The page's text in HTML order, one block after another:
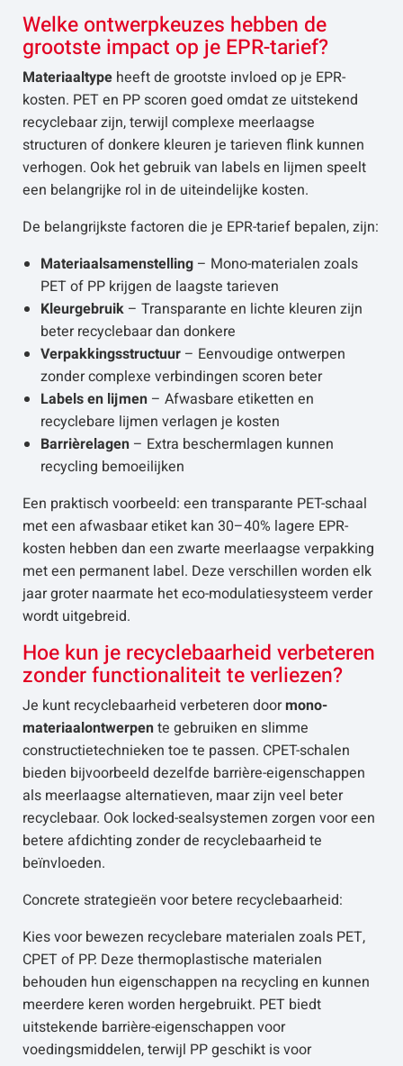
Welke ontwerpkeuzes hebben de
grootste impact op je EPR-tarief?
Materiaaltype heeft de grootste invloed op je EPR-
kosten. PET en PP scoren goed omdat ze uitstekend
recyclebaar zijn, terwijl complexe meerlaagse
structuren of donkere kleuren je tarieven flink kunnen
verhogen. Ook het gebruik van labels en lijmen speelt
een belangrijke rol in de uiteindelijke kosten.
De belangrijkste factoren die je EPR-tarief bepalen, zijn:
Materiaalsamenstelling – Mono-materialen zoals
PET of PP krijgen de laagste tarieven
Kleurgebruik – Transparante en lichte kleuren zijn
beter recyclebaar dan donkere
Verpakkingsstructuur – Eenvoudige ontwerpen
zonder complexe verbindingen scoren beter
Labels en lijmen – Afwasbare etiketten en
recyclebare lijmen verlagen je kosten
Barrièrelagen – Extra beschermlagen kunnen
recycling bemoeilijken
Een praktisch voorbeeld: een transparante PET-schaal
met een afwasbaar etiket kan 30–40% lagere EPR-
kosten hebben dan een zwarte meerlaagse verpakking
met een permanent label. Deze verschillen worden elk
jaar groter naarmate het eco-modulatiesysteem verder
wordt uitgebreid.
Hoe kun je recyclebaarheid verbeteren
zonder functionaliteit te verliezen?
Je kunt recyclebaarheid verbeteren doormono-
materiaalontwerpente gebruiken en slimme
constructietechnieken toe te passen. CPET-schalen
bieden bijvoorbeeld dezelfde barrière-eigenschappen
als meerlaagse alternatieven, maar zijn veel beter
recyclebaar. Ook locked-sealsystemen zorgen voor een
betere afdichting zonder de recyclebaarheid te
beïnvloeden.
Concrete strategieën voor betere recyclebaarheid:
Kies voor bewezen recyclebare materialen zoals PET,
CPET of PP. Deze thermoplastische materialen
behouden hun eigenschappen na recycling en kunnen
meerdere keren worden hergebruikt. PET biedt
uitstekende barrière-eigenschappen voor
voedingsmiddelen, terwijl PP geschikt is voor